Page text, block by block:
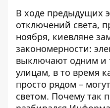
В ходе предыдущих
отключений света,
ноября, киевляне
закономерности:
выключают одним и
улицам, в то время
просто рядом –
светом. Почему так